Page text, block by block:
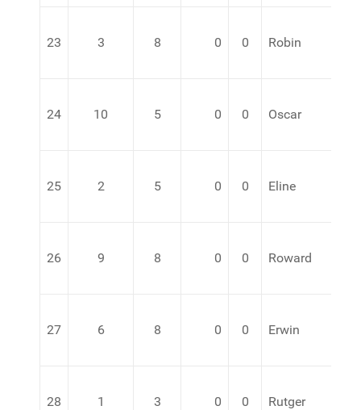
23 3 8 0 0 Robin
24 10 5 0 0 Oscar
25 2 5 0 0 Eline
26 9 8 0 0 Roward
27 6 8 0 0 Erwin
28 1 3 0 0 Rutger